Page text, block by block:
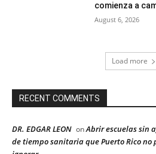
comienza a
August 6, 2026
Load more
RECENT COMMENTS
DR. EDGAR LEON onAbrir escuelas sin
de tiempo sanitaria que Puerto Rico no